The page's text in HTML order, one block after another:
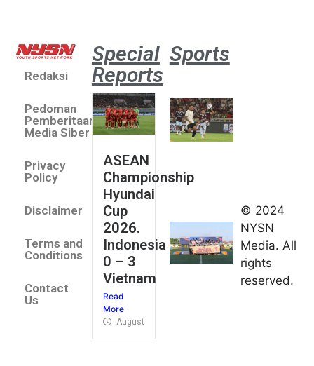
Redaksi
Pedoman
Pemberitaan
Media Siber
Privacy
Policy
Disclaimer
Terms and
Conditions
Contact
Us
Special
Reports
ASEAN
Championship
Hyundai
Cup
2026.
Indonesia
0 – 3
Vietnam
Read
More
August 4, 2026
Sports
umum
Kejurnas
Panahan
Junior di
Kudus
© 2024
NYSN
Media. All
rights
reserved.